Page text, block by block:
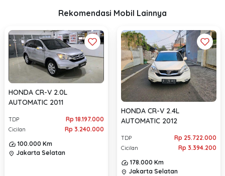
Rekomendasi Mobil Lainnya
HONDA CR-V 2.0L
AUTOMATIC 2011
TDP Rp 18.197.000
Cicilan
Rp 3.240.000
100.000 Km
location_on Jakarta Selatan
HONDA CR-V 2.4L
AUTOMATIC 2012
TDP Rp 25.722.000
Cicilan
Rp 3.394.200
178.000 Km
location_on Jakarta Selatan